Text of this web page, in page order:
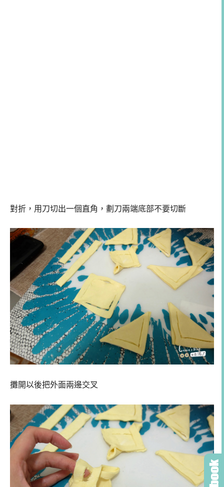
對折，用刀切出一個直角，劃刀兩端底部不要切斷
攤開以後把外面兩邊交叉